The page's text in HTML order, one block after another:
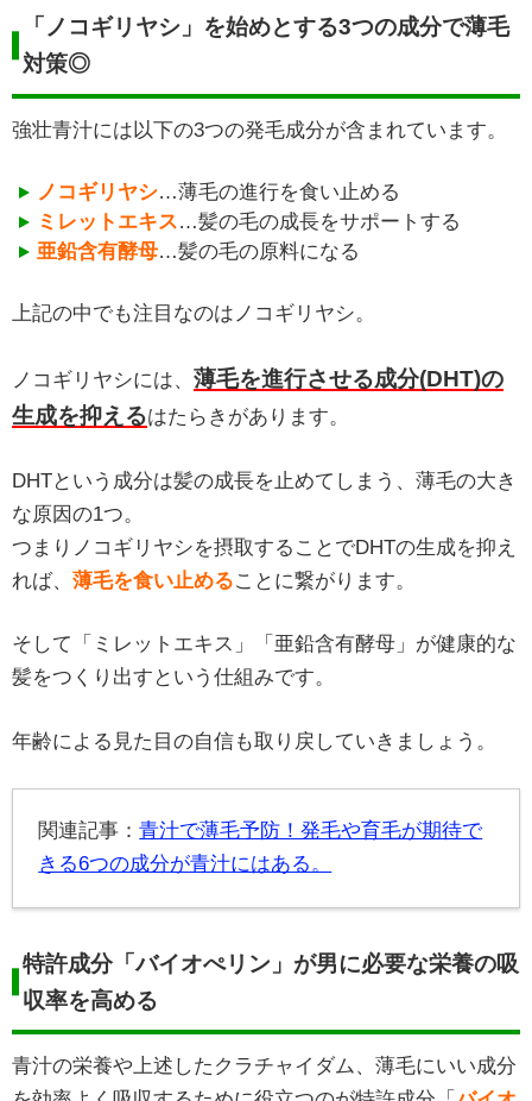
「ノコギリヤシ」を始めとする3つの成分で薄毛
対策◎
強壮青汁には以下の3つの発毛成分が含まれています。
ノコギリヤシ…薄毛の進行を食い止める
ミレットエキス…髪の毛の成長をサポートする
亜鉛含有酵母…髪の毛の原料になる
上記の中でも注目なのはノコギリヤシ。
ノコギリヤシには、 薄毛を進行させる成分(DHT)の
生成を抑えるはたらきがあります。
DHTという成分は髪の成長を止めてしまう、薄毛の大き
な原因の1つ。
つまりノコギリヤシを摂取することでDHTの生成を抑え
れば、 薄毛を食い止めることに繋がります。
そして「ミレットエキス」「亜鉛含有酵母」が健康的な
髪をつくり出すという仕組みです。
年齢による見た目の自信も取り戻していきましょう。
関連記事：青汁で薄毛予防！発毛や育毛が期待で
きる6つの成分が青汁にはある。
特許成分「バイオぺリン」が男に必要な栄養の吸
収率を高める
青汁の栄養や上述したクラチャイダム、薄毛にいい成分